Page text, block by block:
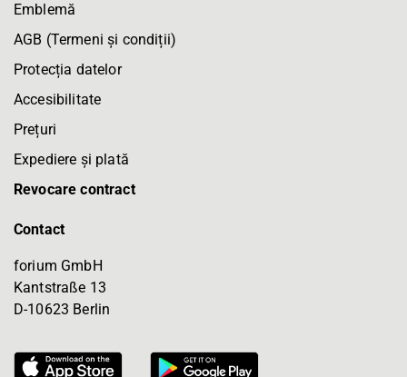
Emblemă
AGB (Termeni și condiții)
Protecția datelor
Accesibilitate
Prețuri
Expediere și plată
Revocare contract
Contact
forium GmbH
Kantstraße 13
D-10623 Berlin